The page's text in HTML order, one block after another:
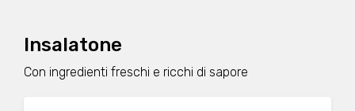
Insalatone
Con ingredienti freschi e ricchi di sapore